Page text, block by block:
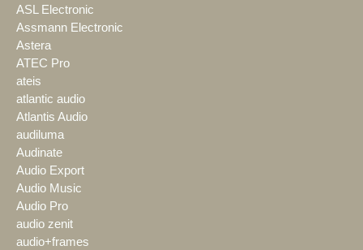
ASL Electronic
Assmann Electronic
Astera
ATEC Pro
ateis
atlantic audio
Atlantis Audio
audiluma
Audinate
Audio Export
Audio Music
Audio Pro
audio zenit
audio+frames